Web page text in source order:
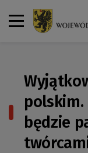
polskim.
będzie